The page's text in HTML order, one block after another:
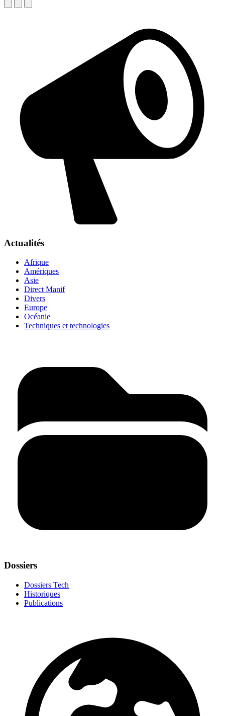
Actualités
Afrique
Amériques
Asie
Direct Manif
Divers
Europe
Océanie
Techniques et technologies
Dossiers
Dossiers Tech
Historiques
Publications